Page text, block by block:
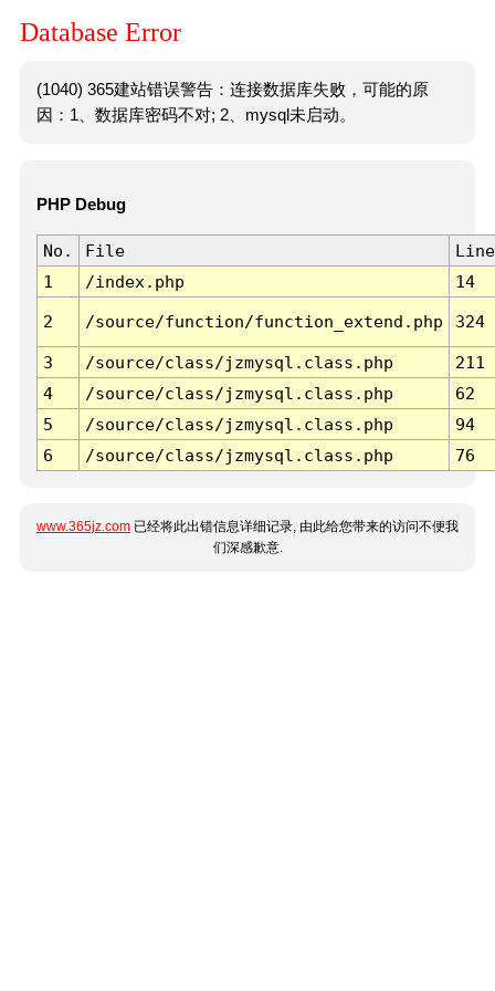
Database Error
(1040) 365建站错误警告：连接数据库失败，可能的原
因：1、数据库密码不对; 2、mysql未启动。
PHP Debug
No. File
Line
1
/index.php 14
2 /source/function/function_extend.php 324
3 /source/class/jzmysql.class.php
211
4
/source/class/jzmysql.class.php
62
5
/source/class/jzmysql.class.php
94
6
/source/class/jzmysql.class.php 76
www.365jz.com 已经将此出错信息详细记录, 由此给您带来的访问不便我
们深感歉意.